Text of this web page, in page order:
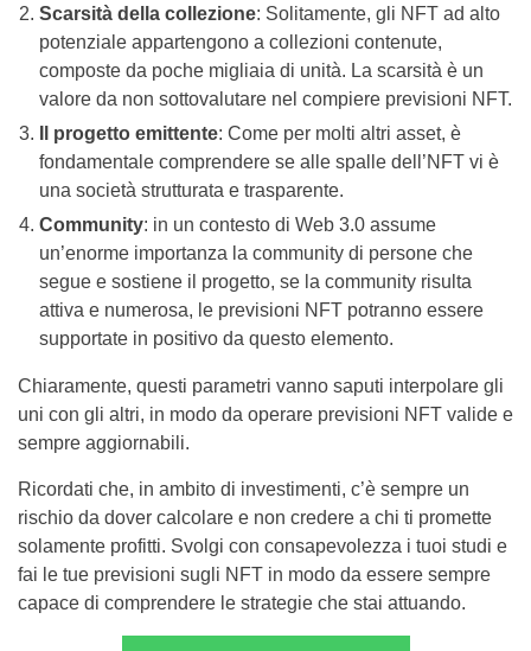
Scarsità della collezione: Solitamente, gli NFT ad alto
potenziale appartengono a collezioni contenute,
composte da poche migliaia di unità. La scarsità è un
valore da non sottovalutare nel compiere previsioni NFT.
Il progetto emittente: Come per molti altri asset, è
fondamentale comprendere se alle spalle dell’NFT vi è
una società strutturata e trasparente.
Community: in un contesto di Web 3.0 assume
un’enorme importanza la community di persone che
segue e sostiene il progetto, se la community risulta
attiva e numerosa, le previsioni NFT potranno essere
supportate in positivo da questo elemento.
Chiaramente, questi parametri vanno saputi interpolare gli
uni con gli altri, in modo da operare previsioni NFT valide e
sempre aggiornabili.
Ricordati che, in ambito di investimenti, c’è sempre un
rischio da dover calcolare e non credere a chi ti promette
solamente profitti. Svolgi con consapevolezza i tuoi studi e
fai le tue previsioni sugli NFT in modo da essere sempre
capace di comprendere le strategie che stai attuando.